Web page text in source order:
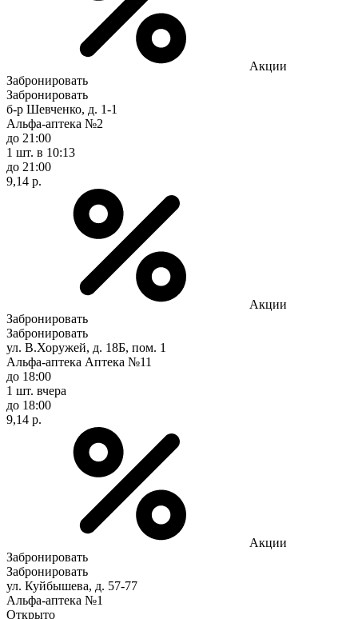
Акции
Забронировать
Забронировать
б-р Шевченко, д. 1-1
Альфа-аптека №2
до 21:00
1 шт. в 10:13
до 21:00
9,14 р.
Акции
Забронировать
Забронировать
ул. В.Хоружей, д. 18Б, пом. 1
Альфа-аптека Аптека №11
до 18:00
1 шт. вчера
до 18:00
9,14 р.
Акции
Забронировать
Забронировать
ул. Куйбышева, д. 57-77
Альфа-аптека №1
Открыто